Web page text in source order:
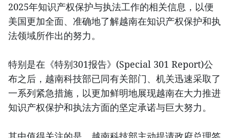
2025年知识产权保护与执法工作的相关信息，以便
美国更加全面、准确地了解越南在知识产权保护和执
法领域所作出的努力。
特别是在《特别301报告》(Special 301 Report)公
布之后，越南科技部已同有关部门、机关迅速采取了
一系列紧急措施，以更加鲜明地展现越南在大力推进
知识产权保护和执法方面的坚定承诺与巨大努力。